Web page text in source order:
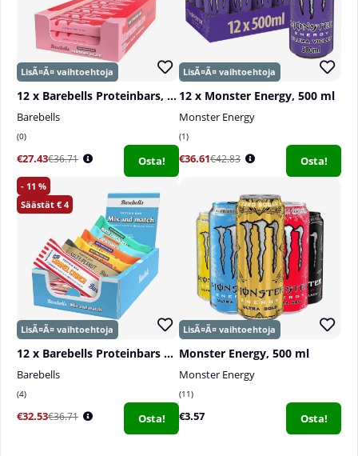
12 x Barebells Proteinbars, 55 g
Barebells
0
€27.43€36.71 Osta!
12 x Monster Energy, 500 ml
Monster Energy
1
€36.61€42.83 Osta!
11
4
12 x Barebells Proteinbars Mix, 45-55 g
Barebells
4
€32.53€36.71 Osta!
Monster Energy, 500 ml
Monster Energy
11
€3.57 Osta!